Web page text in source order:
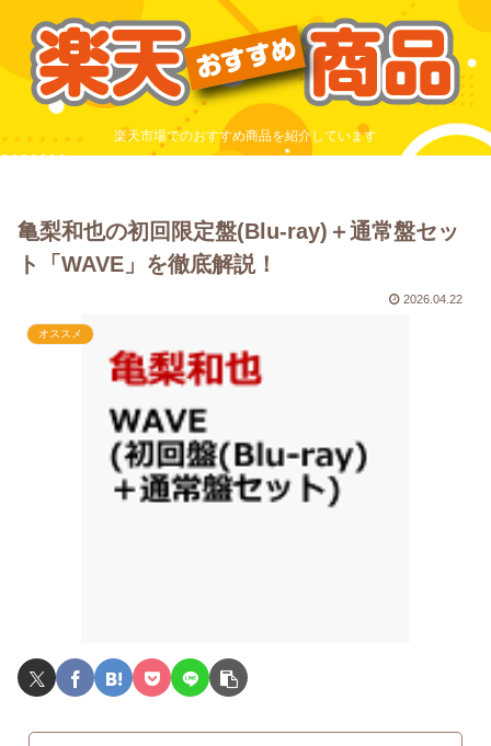
楽天市場でのおすすめ商品を紹介しています
亀梨和也の初回限定盤(Blu-ray)＋通常盤セッ
ト「WAVE」を徹底解説！
2026.04.22
オススメ